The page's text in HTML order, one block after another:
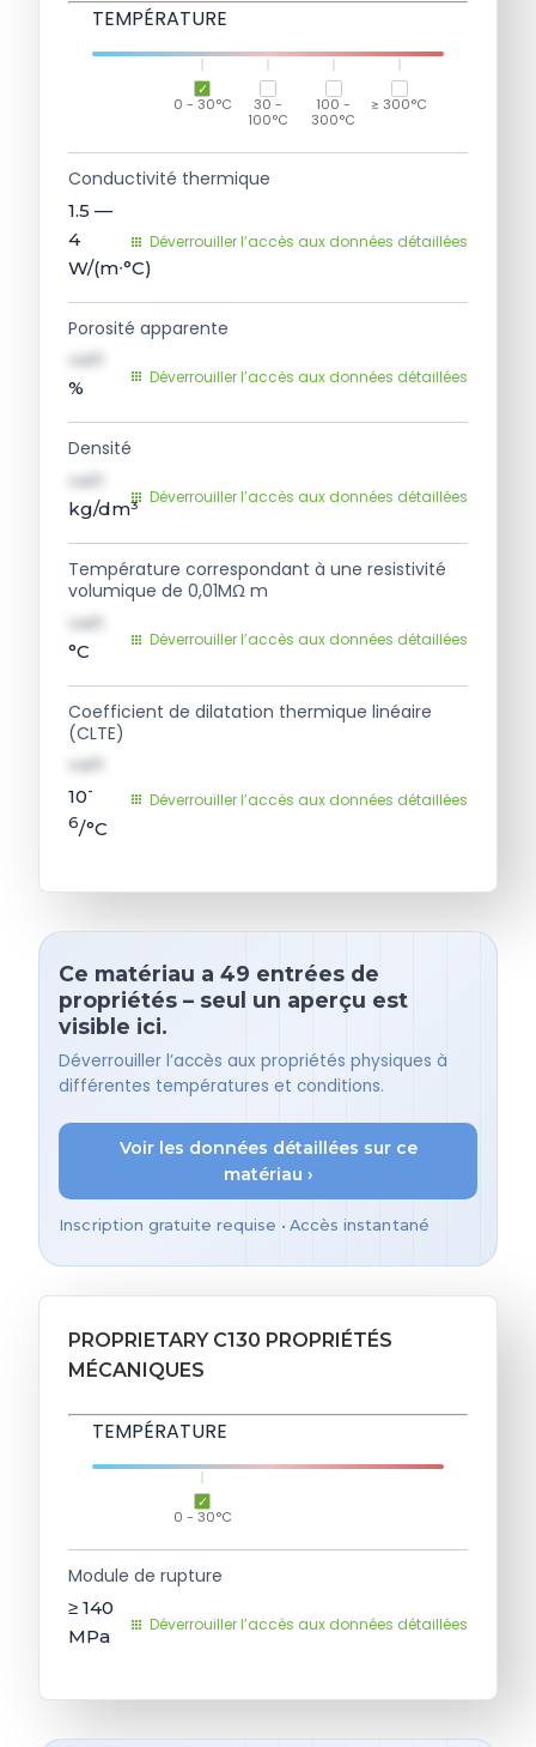
TEMPÉRATURE
0 - 30°C
30 -
100°C
100 -
300°C
≥ 300°C
Conductivité thermique
1.5 —
4
W/(m∙°C)
Déverrouiller l’accès aux données détaillées
Porosité apparente
val1
%
Déverrouiller l’accès aux données détaillées
Densité
val1
kg/dm³ Déverrouiller l’accès aux données détaillées
Température correspondant à une resistivité
volumique de 0,01MΩ m
val1
°C
Déverrouiller l’accès aux données détaillées
Coefficient de dilatation thermique linéaire
(CLTE)
val1
10-
6/°C
Déverrouiller l’accès aux données détaillées
Ce matériau a 49 entrées de
propriétés – seul un aperçu est
visible ici.
Déverrouiller l’accès aux propriétés physiques à
différentes températures et conditions.
Voir les données détaillées sur ce
matériau ›
Inscription gratuite requise • Accès instantané
PROPRIETARY C130 PROPRIÉTÉS
MÉCANIQUES
TEMPÉRATURE
0 - 30°C
Module de rupture
≥ 140
MPa
Déverrouiller l’accès aux données détaillées